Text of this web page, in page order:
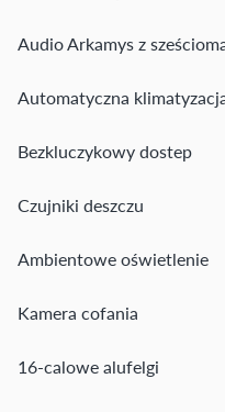
Audio Arkamys z
Automatyczna
Bezkluczykowy dostep
Czujniki deszczu
Ambientowe oświetlenie
Kamera cofania
16-calowe alufelgi